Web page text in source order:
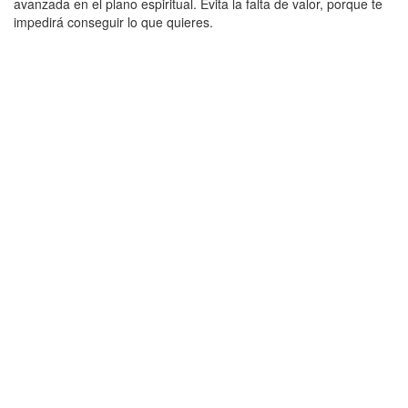
avanzada en el plano espiritual. Evita la falta de valor, porque te
impedirá conseguir lo que quieres.